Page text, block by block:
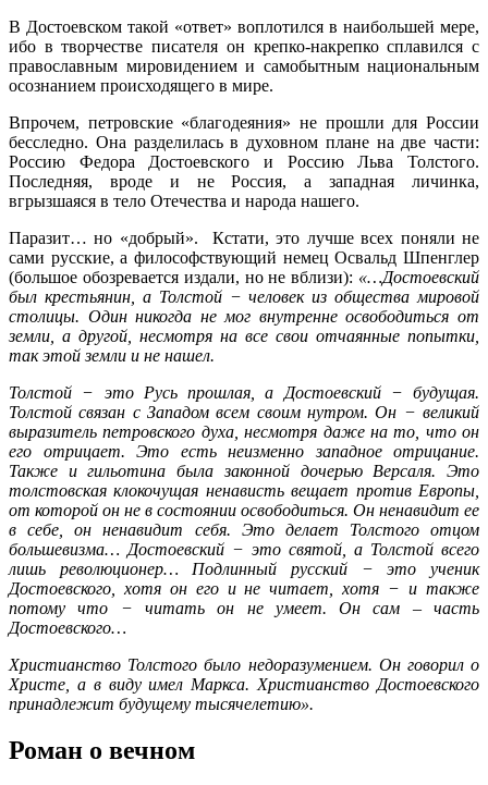
В Достоевском такой «ответ» воплотился в наибольшей мере,
ибо в творчестве писателя он крепко-накрепко сплавился с
православным мировидением и самобытным национальным
осознанием происходящего в мире.
Впрочем, петровские «благодеяния» не прошли для России
бесследно. Она разделилась в духовном плане на две части:
Россию Федора Достоевского и Россию Льва Толстого.
Последняя, вроде и не Россия, а западная личинка,
вгрызшаяся в тело Отечества и народа нашего.
Паразит… но «добрый». Кстати, это лучше всех поняли не
сами русские, а философствующий немец Освальд Шпенглер
(большое обозревается издали, но не вблизи): «…Достоевский
был крестьянин, а Толстой − человек из общества мировой
столицы. Один никогда не мог внутренне освободиться от
земли, а другой, несмотря на все свои отчаянные попытки,
так этой земли и не нашел.
Толстой − это Русь прошлая, а Достоевский − будущая.
Толстой связан с Западом всем своим нутром. Он − великий
выразитель петровского духа, несмотря даже на то, что он
его отрицает. Это есть неизменно западное отрицание.
Также и гильотина была законной дочерью Версаля. Это
толстовская клокочущая ненависть вещает против Европы,
от которой он не в состоянии освободиться. Он ненавидит ее
в себе, он ненавидит себя. Это делает Толстого отцом
большевизма… Достоевский − это святой, а Толстой всего
лишь революционер… Подлинный русский − это ученик
Достоевского, хотя он его и не читает, хотя − и также
потому что − читать он не умеет. Он сам – часть
Достоевского…
Христианство Толстого было недоразумением. Он говорил о
Христе, а в виду имел Маркса. Христианство Достоевского
принадлежит будущему тысячелетию».
Роман о вечном